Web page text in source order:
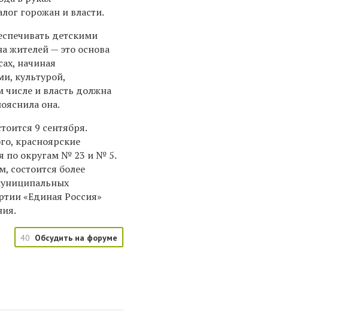
горожан и власти.
детскими
жителей — это основа
начиная
культурой,
числе и власть должна
она.
9 сентября.
красноярские
по округам № 23 и № 5.
состоится более
«Единая Россия»
40 Обсудить на форуме